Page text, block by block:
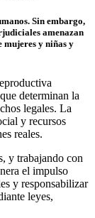
Sin embargo,
amenazan
mujeres y niñas y
determinan la
legales. La
y recursos
reales.
y trabajando con
el impulso
y responsabilizar
leyes,